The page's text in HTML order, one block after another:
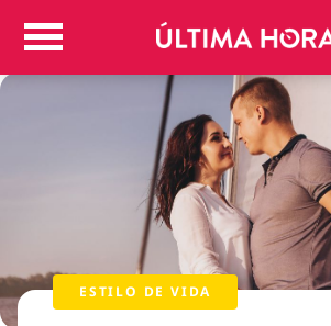
Vida
Mundo
ESTILO DE VIDA